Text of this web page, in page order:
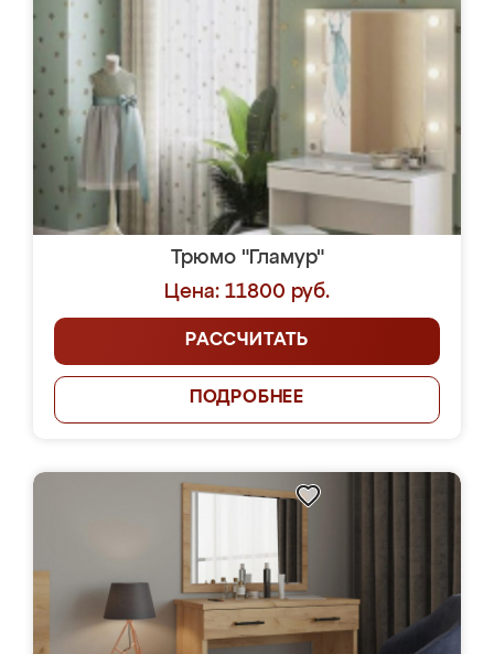
Трюмо "Гламур"
Цена: 11800 руб.
РАССЧИТАТЬ
ПОДРОБНЕЕ